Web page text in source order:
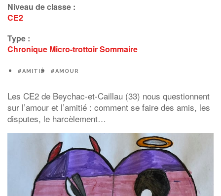
Niveau de classe :
CE2
Type :
Chronique Micro-trottoirSommaire
#AMITIÉ #AMOUR
Les CE2 de Beychac-et-Caillau (33) nous questionnent
sur l’amour et l’amitié : comment se faire des amis, les
disputes, le harcèlement…